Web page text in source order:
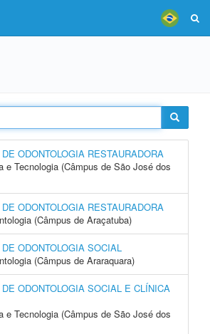
ODONTOLOGIA RESTAURADORA
e Tecnologia (Câmpus de São José dos
ODONTOLOGIA RESTAURADORA
(Câmpus de Araçatuba)
ODONTOLOGIA SOCIAL
(Câmpus de Araraquara)
ODONTOLOGIA SOCIAL E CLÍNICA
e Tecnologia (Câmpus de São José dos